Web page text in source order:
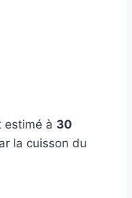
estimé à 30
la cuisson du